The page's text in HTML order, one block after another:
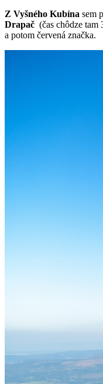
Z Vyšného Kubína sem
Drapač (čas chôdze tam
a potom červená značka.